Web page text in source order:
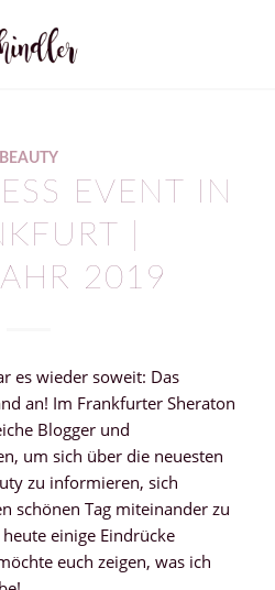
BEAUTY
EVENT IN
|
2019
es wieder soweit: Das
an! Im Frankfurter Sheraton
Blogger und
um sich über die neuesten
zu informieren, sich
schönen Tag miteinander zu
einige Eindrücke
euch zeigen, was ich